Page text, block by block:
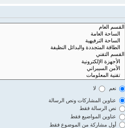
نعم لا
عناوين المشاركات ونص الرسالة
نص الرسالة فقط
عناوين المواضيع فقط
أول مشاركة من الموضوع فقط